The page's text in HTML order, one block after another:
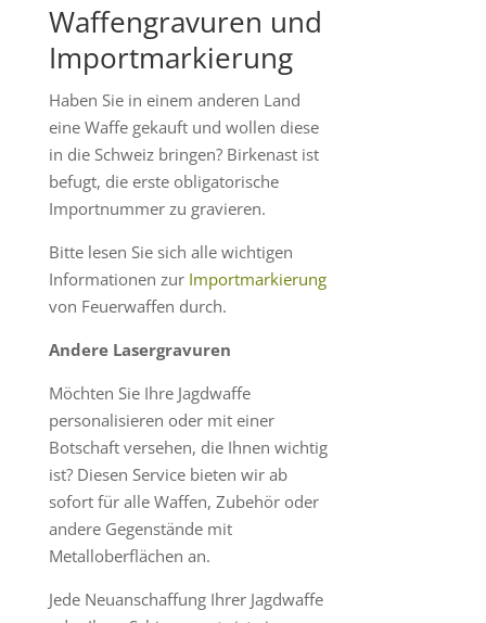
Waffengravuren und
Importmarkierung
Haben Sie in einem anderen Land
eine Waffe gekauft und wollen diese
in die Schweiz bringen? Birkenast ist
befugt, die erste obligatorische
Importnummer zu gravieren.
Bitte lesen Sie sich alle wichtigen
Informationen zur Importmarkierung
von Feuerwaffen durch.
Andere Lasergravuren
Möchten Sie Ihre Jagdwaffe
personalisieren oder mit einer
Botschaft versehen, die Ihnen wichtig
ist? Diesen Service bieten wir ab
sofort für alle Waffen, Zubehör oder
andere Gegenstände mit
Metalloberflächen an.
Jede Neuanschaffung Ihrer Jagdwaffe